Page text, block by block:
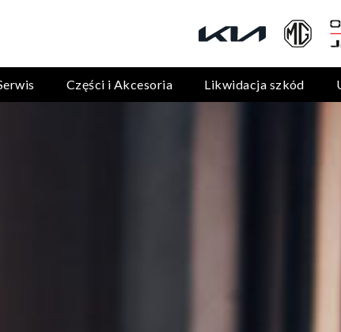
Części i Akcesoria Likwidacja szkód